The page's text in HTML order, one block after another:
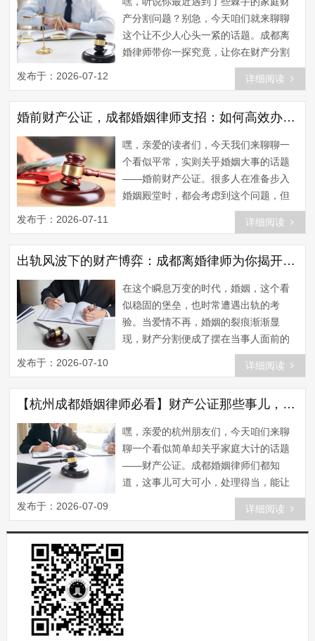
共同财产的范围 夫妻共同财产主要包括
以下几类： 婚后取得的财产，如工资、
奖金、津贴等； 婚...
产分割问题？别急，今天咱们就来聊聊
这个让不少人心头一紧的话题。成都离
婚律师带你一探究竟，让你在财产分割
的战场上，不再迷茫。 首先，咱们得明
确一个概念：家庭财产分割。这可不是
简单的分分合合，它关乎到双方的合法
权益，涉及到财产的界定、评估和分
用可是至关重要的。 先来聊聊那些让人
头疼的财产界定。别看家庭财产看似简
单，但实际上，它包括了...
发布于：2026-07-12 详细阅读
婚前财产公证，成都婚姻律师支招：如何高效办理？
嘿，亲爱的读者们，今天我们来聊聊一
个看似平常，实则关乎婚姻大事的话题
——婚前财产公证。很多人在准备步入
婚姻殿堂时，都会考虑到这个问题，但
往往因为不知道从何下手而犹豫不决。
别急，今天就来给大家详细解析一下，
婚前财产公证去哪办，以及如何高效办
理。 首先，我们要明确一点，婚前财产
实需要一定的法律知识。这时候，成都
婚姻律师的作用就凸显出来了。他们不
仅能帮你解答疑惑，还能为...
发布于：2026-07-11 详细阅读
出轨风波下的财产博弈：成都离婚律师为你揭开财产分割的神秘面纱
在这个瞬息万变的时代，婚姻，这个看
似稳固的堡垒，也时常遭遇出轨的考
验。当爱情不再，婚姻的裂痕渐渐显
现，财产分割便成了摆在当事人面前的
一道难题。作为成都离婚律师，我们常
常被问到：“出轨后的财产分割，到底有
何讲究？”今天，就让我们一起来揭开这
个神秘面纱。 首先，让我们来聊聊出轨
法》规定，夫妻共同财产是指在婚姻关
系存续期间所得的财产。而所谓的出
轨，通常是指一方在婚姻关系存...
发布于：2026-07-10 详细阅读
【杭州成都婚姻律师必看】财产公证那些事儿，这些地方靠谱又专业！
嘿，亲爱的杭州朋友们，今天咱们来聊
聊一个看似简单却关乎家庭大计的话题
——财产公证。成都婚姻律师们都知
道，这事儿可大可小，处理得当，能让
你在婚姻的海洋里航行得更安心；处理
不当，可能就得在法律的大海里翻船
了。那么，杭州去哪里做财产公证呢？
白，财产公证可不是随便找个公证处就
能搞定的。它涉及到法律、财务甚至是
心理层面的考量，所以，选择一家靠谱
的公证机构至关重要。下面，我...
发布于：2026-07-09 详细阅读